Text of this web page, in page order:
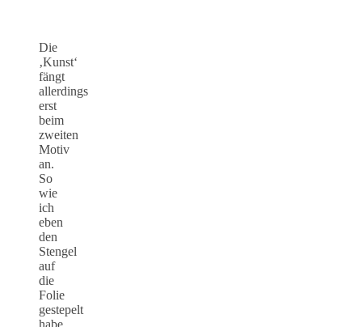
Die
‚Kunst‘
fängt
allerdings
erst
beim
zweiten
Motiv
an.
So
wie
ich
eben
den
Stengel
auf
die
Folie
gestepelt
habe,